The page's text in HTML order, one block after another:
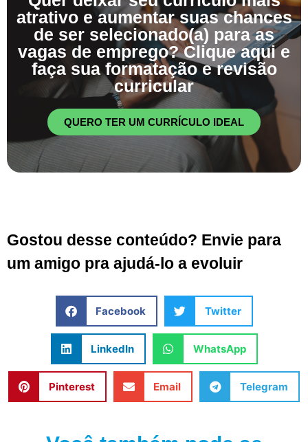
atrativo e aumentar suas chances
de ser selecionado(a) para as
vagas de emprego? Clique aqui e
faça sua formatação e revisão
curricular
QUERO TER UM CURRÍCULO IDEAL
Gostou desse conteúdo? Envie para
um amigo pra ajudá-lo a evoluir
Facebook Twitter
LinkedIn WhatsApp
Pinterest Email Telegram